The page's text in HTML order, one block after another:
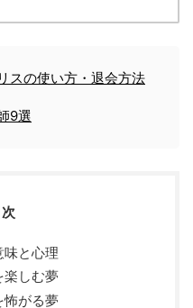
スの使い方・退会方法
9選
味と心理
楽しむ夢
怖がる夢